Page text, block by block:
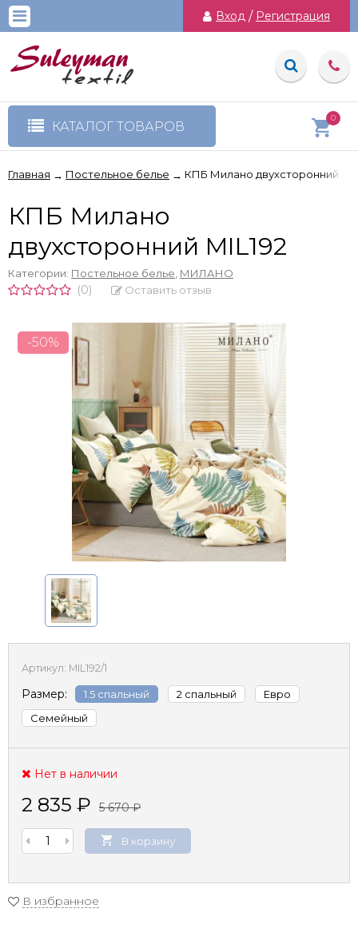
Вход / Регистрация
КАТАЛОГ ТОВАРОВ
0
Главная → Постельное белье → КПБ Милано двухсторонний
КПБ Милано
двухсторонний MIL192
Категории: Постельное белье МИЛАНО
(0) Оставить отзыв
-50%
Артикул: MIL192/1
Размер: 1.5 спальный 2 спальный
Евро
Семейный
Нет в наличии
2 835 ₽ 5 670₽
В корзину
В избранное